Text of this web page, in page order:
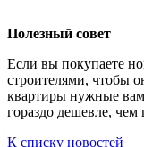
Полезный совет
Если вы покупаете
строителями, чтобы
квартиры нужные
гораздо дешевле,
К списку новостей